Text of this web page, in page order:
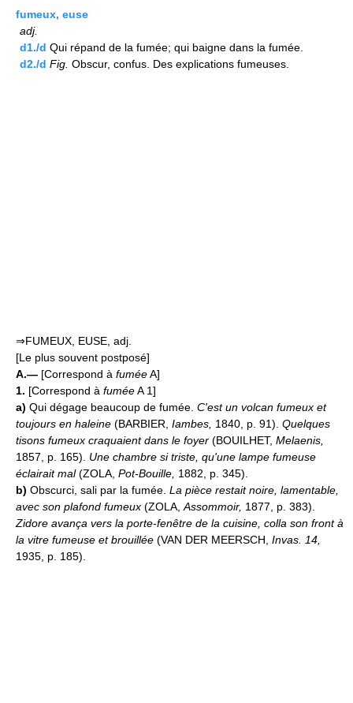
fumeux, euse
adj.
d1./d Qui répand de la fumée; qui baigne dans la fumée.
d2./d Fig. Obscur, confus. Des explications fumeuses.
⇒FUMEUX, EUSE, adj.
[Le plus souvent postposé]
A.— [Correspond à fuméeA]
1. [Correspond à fuméeA 1]
a) Qui dégage beaucoup de fumée. C'est un volcan fumeux et
toujours en haleine (BARBIER, Iambes, 1840, p. 91). Quelques
tisons fumeux craquaient dans le foyer (BOUILHET, Melaenis,
1857, p. 165). Une chambre si triste, qu'une lampe fumeuse
éclairait mal(ZOLA, Pot-Bouille, 1882, p. 345).
b) Obscurci, sali par la fumée. La pièce restait noire, lamentable,
avec son plafond fumeux (ZOLA, Assommoir, 1877, p. 383).
Zidore avança vers la porte-fenêtre de la cuisine, colla son front à
la vitre fumeuse et brouillée (VAN DER MEERSCH, Invas. 14,
1935, p. 185).